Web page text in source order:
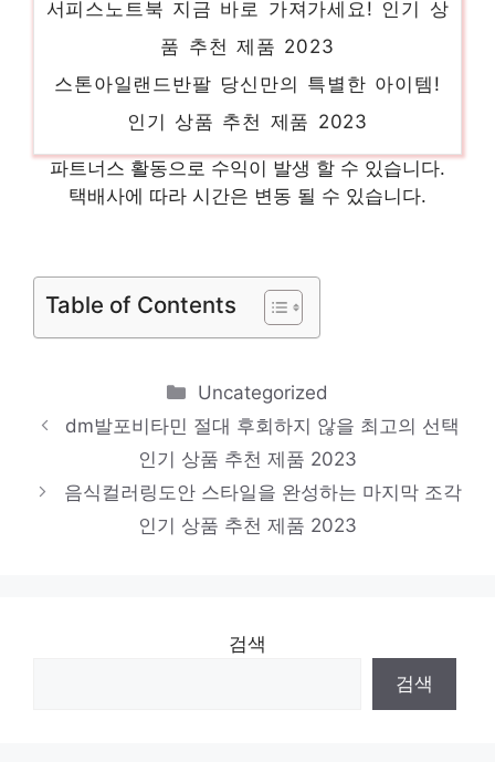
인기 상품 추천 제품 2023
유니클로와이드핏파라슈트팬츠슈트팬츠 품절
vbc까사 눈부신 스타일, 당신을 위해 인기 상
파트너스 활동으로 수익이 발생 할 수 있습니다.
택배사에 따라 시간은 변동 될 수 있습니다.
Table of Contents
Categories
Uncategorized
dm발포비타민 절대 후회하지 않을 최고의 선택
인기 상품 추천 제품 2023
음식컬러링도안 스타일을 완성하는 마지막 조각
인기 상품 추천 제품 2023
검색
검색